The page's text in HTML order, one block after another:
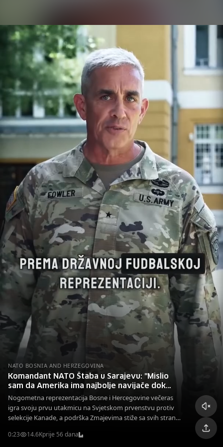
NATO BOSNIA AND HERZEGOVINA
Komandant NATO Štaba u Sarajevu: "Mislio
sam da Amerika ima najbolje navijače dok
nisam došao u BiH, idemo do finala!"
Nogometna reprezentacija Bosne i Hercegovine večeras
igra svoju prvu utakmicu na Svjetskom prvenstvu protiv
selekcije Kanade, a podrška Zmajevima stiže sa svih strana.
timu poslao je komandant NATO Štaba Sarajevo, brigadni
0:23 14.6Kprije 56 dana